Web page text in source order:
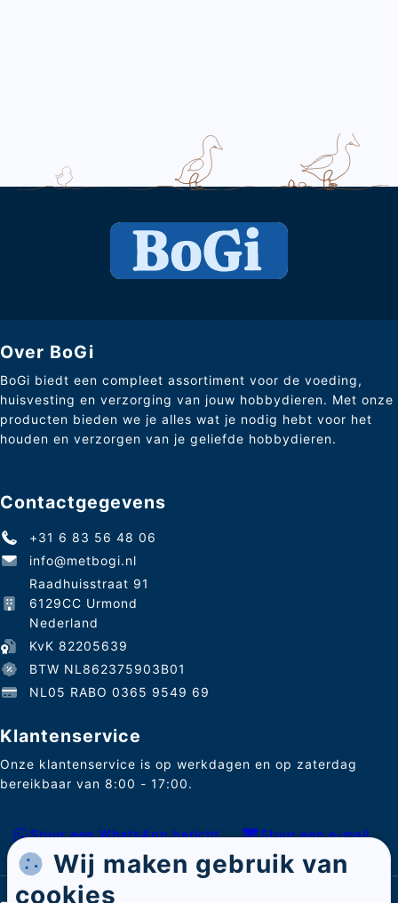
Wij maken gebruik van
cookies
Over BoGi
BoGi biedt een compleet assortiment voor de voeding,
huisvesting en verzorging van jouw hobbydieren. Met onze
producten bieden we je alles wat je nodig hebt voor het
houden en verzorgen van je geliefde hobbydieren.
Contactgegevens
+31 6 83 56 48 06
info@metbogi.nl
Raadhuisstraat 91
6129CC Urmond
Nederland
KvK 82205639
BTW NL862375903B01
NL05 RABO 0365 9549 69
Klantenservice
Onze klantenservice is op werkdagen en op zaterdag
bereikbaar van 8:00 - 17:00.
Stuur een WhatsApp bericht Stuur een e-mail